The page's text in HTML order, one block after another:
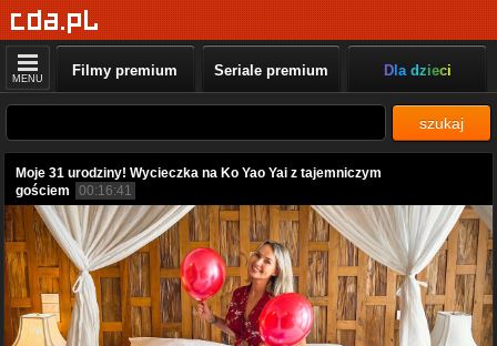
MENU Filmy premium Seriale premium Dla dzieci
szukaj
Moje 31 urodziny! Wycieczka na Ko Yao Yai z tajemniczym
gościem
00:16:41